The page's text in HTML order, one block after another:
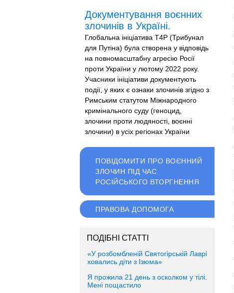
Документування воєнних
злочинів в Україні.
Глобальна ініціатива T4P (Трибунал
для Путіна) була створена у відповідь
на повномасштабну агресію Росії
проти України у лютому 2022 року.
Учасники ініціативи документують
події, у яких є ознаки злочинів згідно з
Римським статутом Міжнародного
кримінального суду (геноцид,
злочини проти людяності, воєнні
злочини) в усіх регіонах України
ПОВІДОМИТИ ПРО ВОЄННИЙ
ЗЛОЧИН ПІД ЧАС
РОСІЙСЬКОГО ВТОРГНЕННЯ
ПРАВОВА ДОПОМОГА
ПОДІБНІ СТАТТІ
«У розбомбленій Святогірській Лаврі
ховались діти з Ізюма»
Я прожила 21 день з осколком у тілі.
Мені пощастило